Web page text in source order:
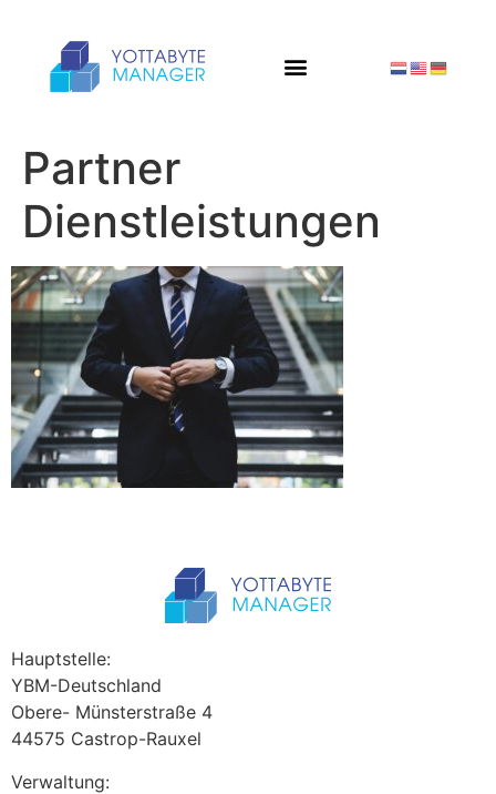
Partner
Dienstleistungen
Hauptstelle:
YBM-Deutschland
Obere- Münsterstraße 4
44575 Castrop-Rauxel
Verwaltung: